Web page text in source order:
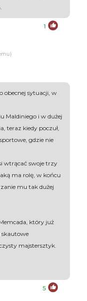
1
obecnej sytuacji, w
Maldiniego i w dużej
teraz kiedy poczuł,
gdzie nie
wtrącać swoje trzy
ma rolę, w końcu
mu tak dużej
który już
skautowe
majstersztyk.
5